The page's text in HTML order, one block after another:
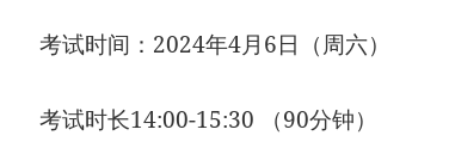
考试时间：2024年4月6日（周六）
考试时长14:00-15:30 （90分钟）